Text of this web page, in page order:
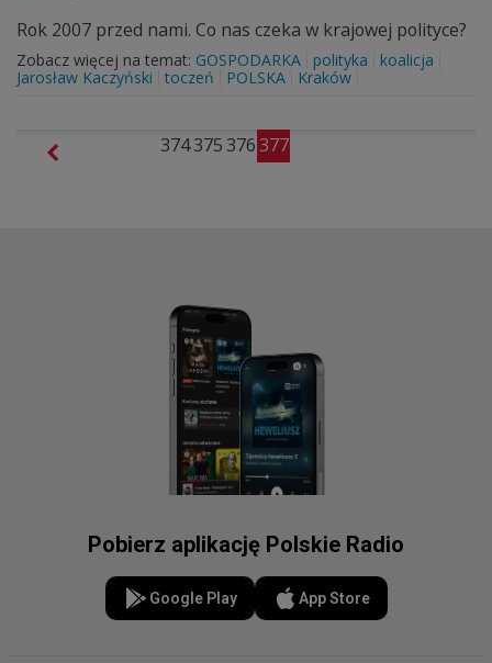
Rok 2007 przed nami. Co nas czeka w krajowej polityce?
Zobacz więcej na temat: GOSPODARKA polityka
koalicja
Jarosław Kaczyński
toczeń POLSKA Kraków
374 375 376377
Pobierz aplikację Polskie Radio
Google Play App Store